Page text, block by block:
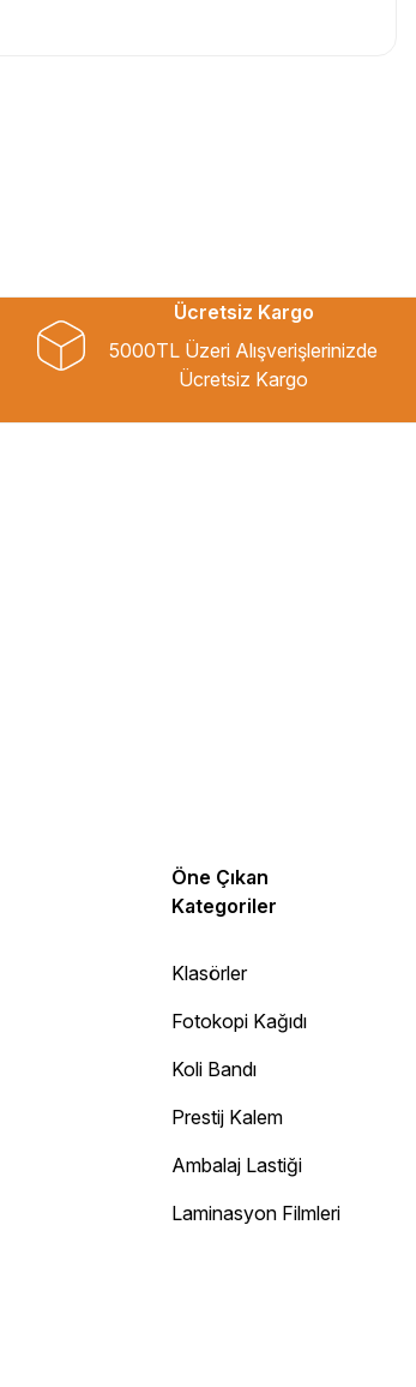
Ücretsiz Kargo
5000TL Üzeri Alışverişlerinizde
Ücretsiz Kargo
Öne Çıkan
Kategoriler
Klasörler
Fotokopi Kağıdı
Koli Bandı
Prestij Kalem
Ambalaj Lastiği
Laminasyon Filmleri